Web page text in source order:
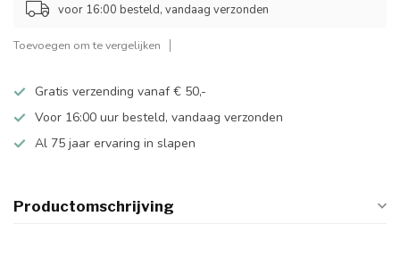
voor 16:00 besteld, vandaag verzonden
Toevoegen om te vergelijken
Gratis verzending vanaf € 50,-
Voor 16:00 uur besteld, vandaag verzonden
Al 75 jaar ervaring in slapen
Productomschrijving